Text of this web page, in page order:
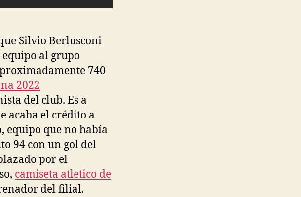
Silvio Berlusconi
equipo al grupo
740
2022
del club. Es a
acaba el crédito a
equipo que no había
94 con un gol del
por el
camiseta atletico de
del filial.